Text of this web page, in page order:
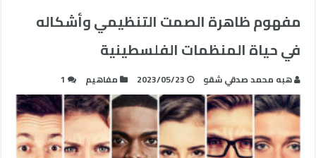
مفهوم ظاهرة الصمت التنظيمي وأشكاله
في حياة المنظمات الفلسطينية
ھبه محمد صدقي شقو 2023/05/23 مفاهيم 1